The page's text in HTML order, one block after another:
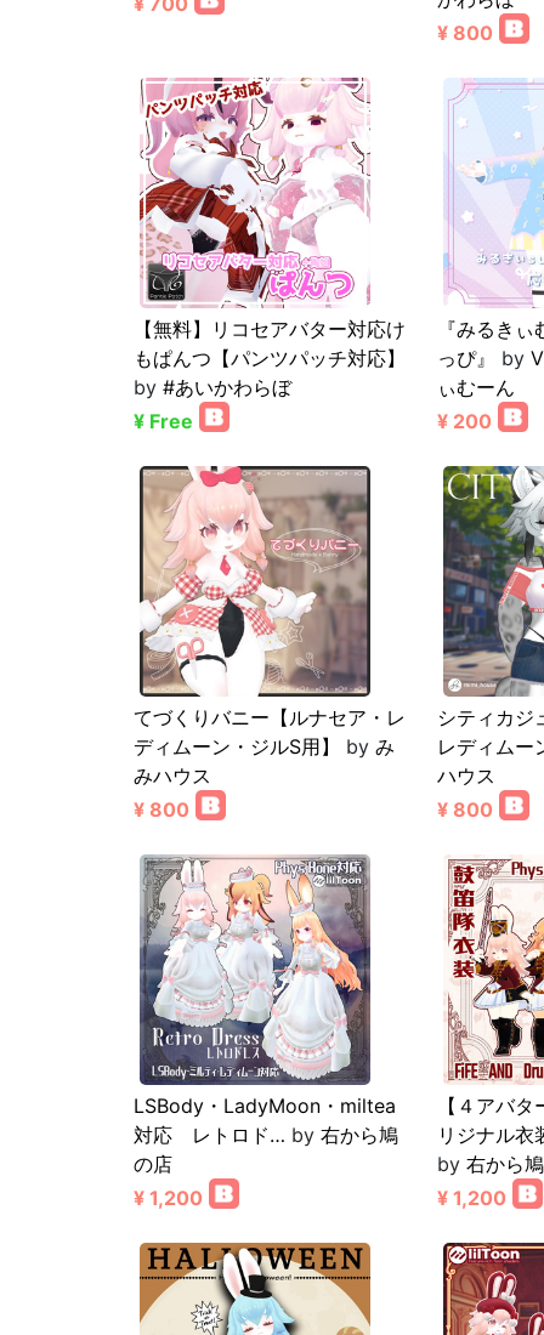
¥ 800
【無料】リコセアバター対応け
もぱんつ【パンツパッチ対応】
by #あいかわらぼ
¥ Free
『みるき
っぴ』
by
ぃむーん
¥ 200
てづくりバニー【ルナセア・レ
ディムーン・ジルS用】
by み
みハウス
¥ 800
シティカジ
レディムー
ハウス
¥ 800
LSBody・LadyMoon・miltea
対応 レトロド… by 右から鳩
の店
¥ 1,200
【４アバ
リジナル
by 右から
¥ 1,200